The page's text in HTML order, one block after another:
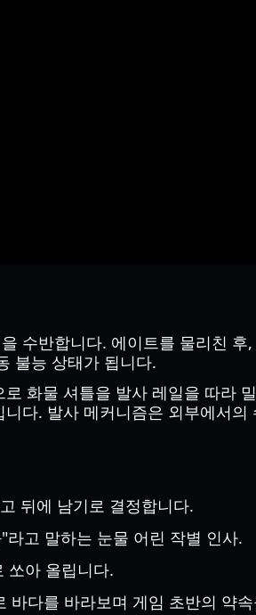
수반합니다. 에이트를 물리친
불능 상태가 됩니다.
화물 셔틀을 발사 레일을 따라
다. 발사 메커니즘은 외부에서
뒤에 남기로 결정합니다.
고 말하는 눈물 어린 작별 인사.
쏘아 올립니다.
바다를 바라보며 게임 초반의 약